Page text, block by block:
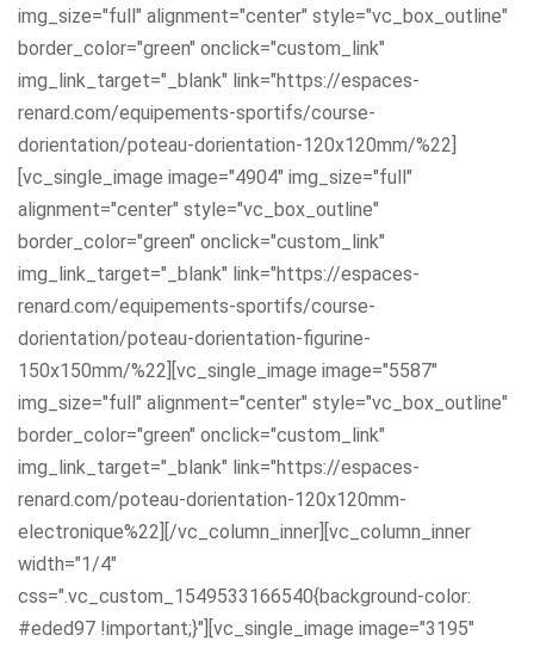
img_size="full" alignment="center" style="vc_box_outline"
border_color="green" onclick="custom_link"
img_link_target="_blank" link="https://espaces-
renard.com/equipements-sportifs/course-
dorientation/poteau-dorientation-120x120mm/%22]
[vc_single_image image="4904" img_size="full"
alignment="center" style="vc_box_outline"
border_color="green" onclick="custom_link"
img_link_target="_blank" link="https://espaces-
renard.com/equipements-sportifs/course-
dorientation/poteau-dorientation-figurine-
150x150mm/%22][vc_single_image image="5587"
img_size="full" alignment="center" style="vc_box_outline"
border_color="green" onclick="custom_link"
img_link_target="_blank" link="https://espaces-
renard.com/poteau-dorientation-120x120mm-
electronique%22][/vc_column_inner][vc_column_inner
width="1/4"
css=".vc_custom_1549533166540{background-color:
#eded97 !important;}"][vc_single_image image="3195"